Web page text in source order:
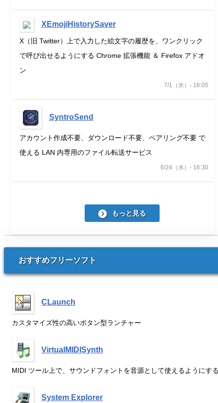
XEmojiHistorySaver
X（旧 Twitter）上で入力した絵文字の履歴を、ワンクリック
で呼び出せるようにする Chrome 拡張機能 ＆ Firefox アドオ
ン
7/1（水）- 16:05
SyntroSend
アカウント作成不要、ダウンロード不要、ペアリング不要 で
使える LAN 内専用のファイル転送サービス
6/24（水）- 16:30
もっと見る
おすすめフリーソフト
CLaunch
カスタマイズ性の高いボタン型ランチャー
VirtualMIDISynth
MIDI ツール上で、サウンドフォントを音源として使えるようにす
System Explorer